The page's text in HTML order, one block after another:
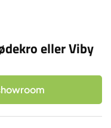
eller Viby